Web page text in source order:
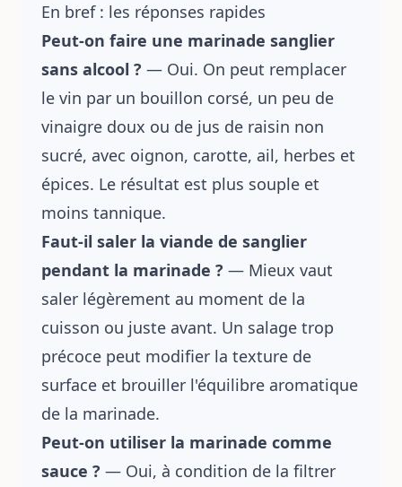
En bref : les réponses rapides
Peut-on faire une marinade sanglier
sans alcool ? — Oui. On peut remplacer
le vin par un bouillon corsé, un peu de
vinaigre doux ou de jus de raisin non
sucré, avec oignon, carotte, ail, herbes et
épices. Le résultat est plus souple et
moins tannique.
Faut-il saler la viande de sanglier
pendant la marinade ? — Mieux vaut
saler légèrement au moment de la
cuisson ou juste avant. Un salage trop
précoce peut modifier la texture de
surface et brouiller l'équilibre aromatique
de la marinade.
Peut-on utiliser la marinade comme
sauce ? — Oui, à condition de la filtrer